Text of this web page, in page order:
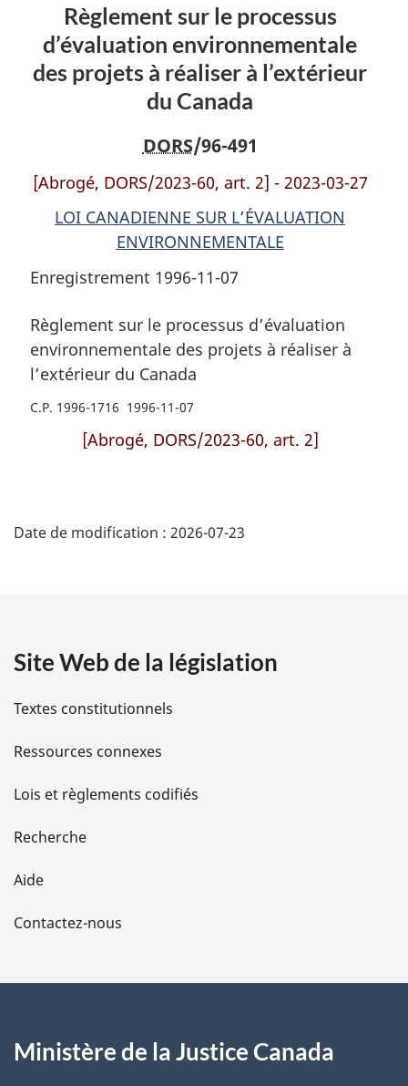
Règlement sur le processus
d’évaluation environnementale
des projets à réaliser à l’extérieur
du Canada
DORS/96-491
[Abrogé, DORS/2023-60, art. 2] - 2023-03-27
LOI CANADIENNE SUR L’ÉVALUATION
ENVIRONNEMENTALE
Enregistrement 1996-11-07
Règlement sur le processus d’évaluation
environnementale des projets à réaliser à
l’extérieur du Canada
C.P. 1996-1716 1996-11-07
[Abrogé, DORS/2023-60, art. 2]
é
i
l
s
d
e
l
a
e
Date de modification : 2026-07-23
Site Web de la législation
Textes constitutionnels
Ressources connexes
Lois et règlements codifiés
Recherche
Aide
Contactez-nous
Ministère de la Justice Canada